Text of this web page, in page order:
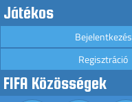
Játékos
Bejelentkezés
Regisztráció
FIFA Közösségek